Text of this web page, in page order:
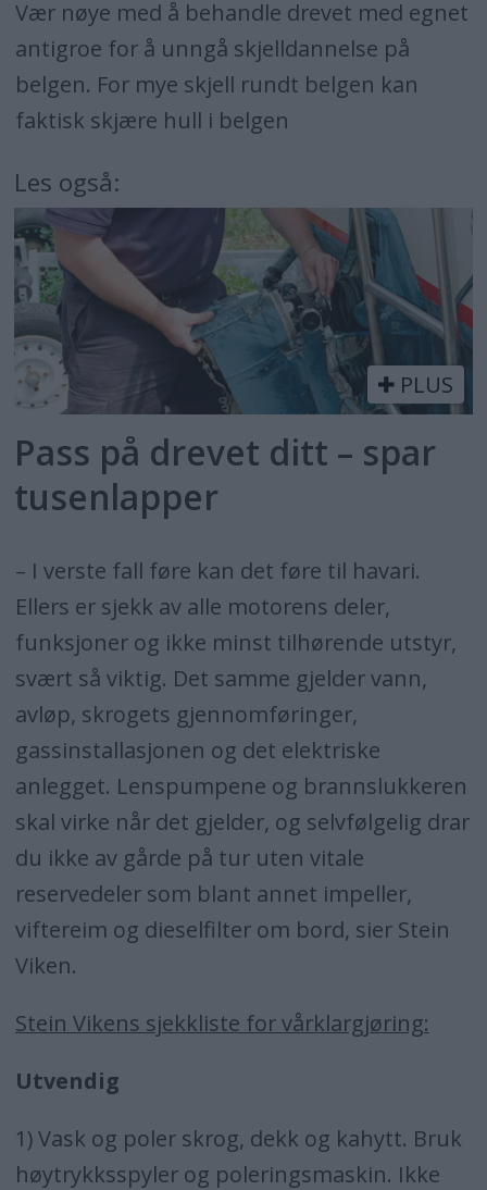
Vær nøye med å behandle drevet med egnet
antigroe for å unngå skjelldannelse på
belgen. For mye skjell rundt belgen kan
faktisk skjære hull i belgen
Les også:
PLUS
Pass på drevet ditt – spar
tusenlapper
– I verste fall føre kan det føre til havari.
Ellers er sjekk av alle motorens deler,
funksjoner og ikke minst tilhørende utstyr,
svært så viktig. Det samme gjelder vann,
avløp, skrogets gjennomføringer,
gassinstallasjonen og det elektriske
anlegget. Lenspumpene og brannslukkeren
skal virke når det gjelder, og selvfølgelig drar
du ikke av gårde på tur uten vitale
reservedeler som blant annet impeller,
viftereim og dieselfilter om bord, sier Stein
Viken.
Stein Vikens sjekkliste for vårklargjøring:
Utvendig
1) Vask og poler skrog, dekk og kahytt. Bruk
høytrykksspyler og poleringsmaskin. Ikke